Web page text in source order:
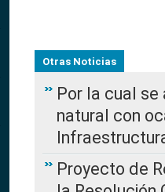
Otras Noticias
Por la cual
natural con
Proyecto de